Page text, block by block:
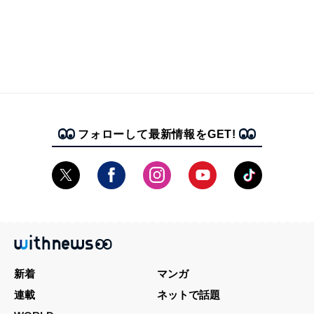
フォローして最新情報をGET!
新着
マンガ
連載
ネットで話題